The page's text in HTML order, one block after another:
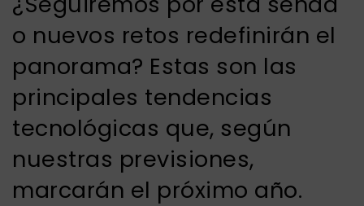
o nuevos retos redefinirán el
panorama? Estas son las
principales tendencias
tecnológicas que, según
nuestras previsiones,
marcarán el próximo año.